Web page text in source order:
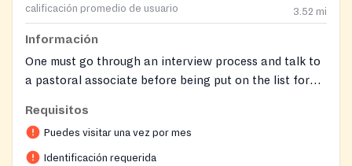
calificación promedio de usuario
3.52 mi
Información
One must go through an interview process and talk to
a pastoral associate before being put on the list for
before visiting the food pantry. Services are only
available to residents of Parsippany.
Requisitos
Puedes visitar una vez por mes
Identificación requerida